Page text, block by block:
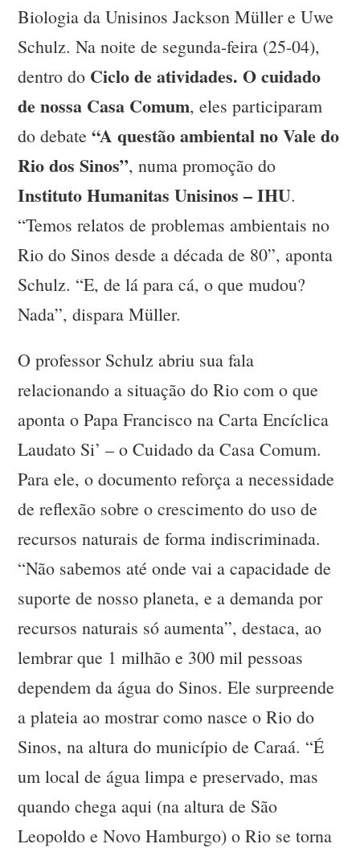
Biologia da Unisinos Jackson Müller e Uwe
Schulz. Na noite de segunda-feira (25-04),
dentro do Ciclo de atividades. O cuidado
de nossa Casa Comum, eles participaram
do debate“A questão ambiental no Vale do
Rio dos Sinos”, numa promoção do
Instituto Humanitas Unisinos – IHU.
“Temos relatos de problemas ambientais no
Rio do Sinos desde a década de 80”, aponta
Schulz. “E, de lá para cá, o que mudou?
Nada”, dispara Müller.
O professor Schulz abriu sua fala
relacionando a situação do Rio com o que
aponta o Papa Francisco na Carta Encíclica
Laudato Si’ – o Cuidado da Casa Comum.
Para ele, o documento reforça a necessidade
de reflexão sobre o crescimento do uso de
recursos naturais de forma indiscriminada.
“Não sabemos até onde vai a capacidade de
suporte de nosso planeta, e a demanda por
recursos naturais só aumenta”, destaca, ao
lembrar que 1 milhão e 300 mil pessoas
dependem da água do Sinos. Ele surpreende
a plateia ao mostrar como nasce o Rio do
Sinos, na altura do município de Caraá. “É
um local de água limpa e preservado, mas
quando chega aqui (na altura de São
Leopoldo e Novo Hamburgo) o Rio se torna